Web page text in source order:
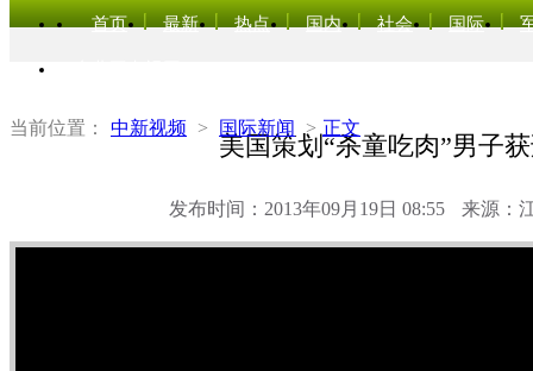
首页 最新 热点 国内 社会 国际
当前位置： 中新视频 > 国际新闻 > 正文
美国策划“杀童吃肉”男子
发布时间：2013年09月19日 08:55 来源：